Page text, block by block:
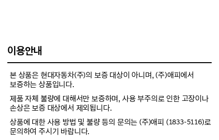
이용안내
본 상품은 현대자동차(주)의 보증 대상이 아니며, (주)애피에서
보증하는 상품입니다.
제품 자체 불량에 대해서만 보증하며, 사용 부주의로 인한 고장이나
손상은 보증 대상에서 제외됩니다.
상품에 대한 사용 방법 및 불량 등의 문의는 (주)애피 (1833-5116)로
문의하여 주시기 바랍니다.